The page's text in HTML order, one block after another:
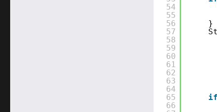
54
55
56
57
58
59
60
61
62
63
64
65
66
}
if